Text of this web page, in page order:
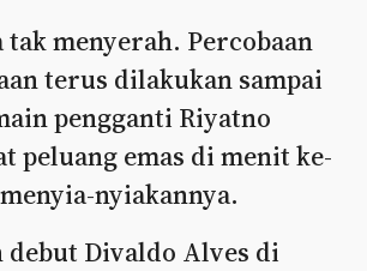
tak menyerah. Percobaan
terus dilakukan sampai
pengganti Riyatno
peluang emas di menit ke-
nyiakannya.
debut Divaldo Alves di